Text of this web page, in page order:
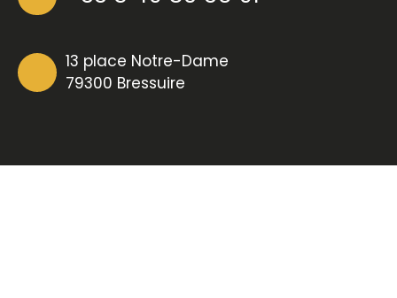
13 place Notre-Dame
79300 Bressuire